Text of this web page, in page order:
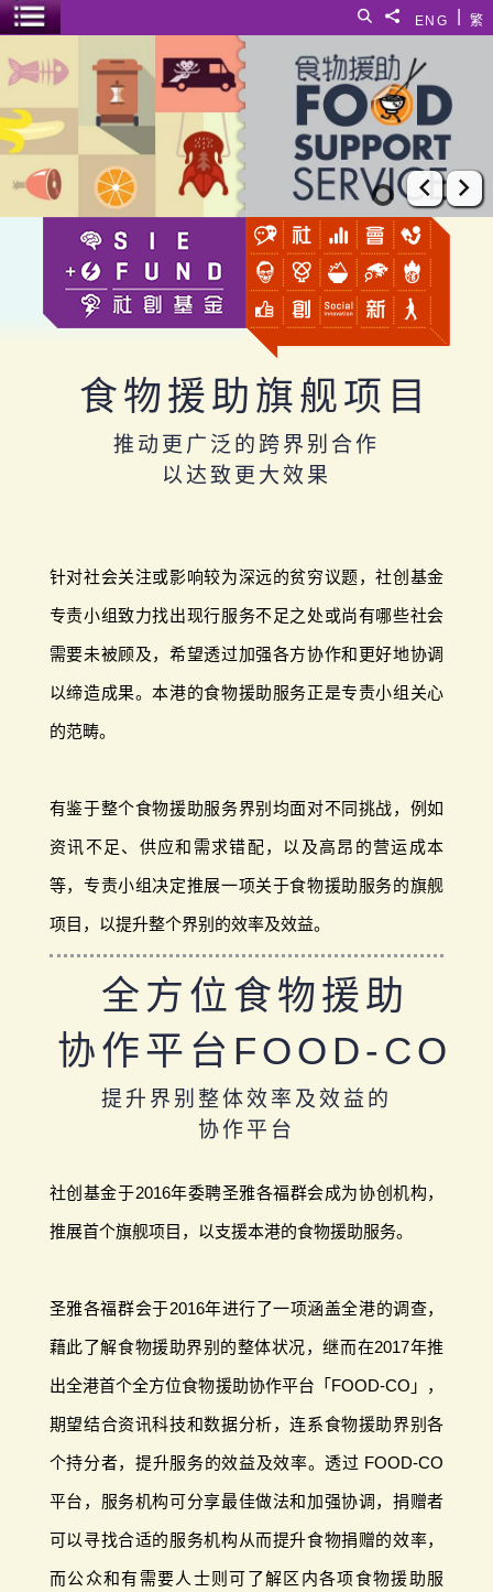
繁
ENG
分享給
搜寻
菜单开关
上一张
下
食物援助旗舰项目
推动更广泛的跨界别合作
以达致更大效果
针对社会关注或影响较为深远的贫穷议题，社创基金
专责小组致力找出现行服务不足之处或尚有哪些社会
需要未被顾及，希望透过加强各方协作和更好地协调
以缔造成果。本港的食物援助服务正是专责小组关心
的范畴。
有鉴于整个食物援助服务界别均面对不同挑战，例如
资讯不足、供应和需求错配，以及高昂的营运成本
等，专责小组决定推展一项关于食物援助服务的旗舰
项目，以提升整个界别的效率及效益。
全方位食物援助
协作平台FOOD-CO
提升界别整体效率及效益的
协作平台
社创基金于2016年委聘圣雅各福群会成为协创机构，
推展首个旗舰项目，以支援本港的食物援助服务。
圣雅各福群会于2016年进行了一项涵盖全港的调查，
藉此了解食物援助界别的整体状况，继而在2017年推
出全港首个全方位食物援助协作平台「FOOD-CO」，
期望结合资讯科技和数据分析，连系食物援助界别各
个持分者，提升服务的效益及效率。透过 FOOD-CO
平台，服务机构可分享最佳做法和加强协调，捐赠者
可以寻找合适的服务机构从而提升食物捐赠的效率，
而公众和有需要人士则可了解区内各项食物援助服